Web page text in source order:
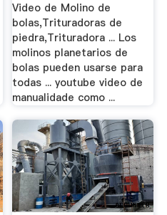
Video de Molino de
bolas,Trituradoras de
piedra,Trituradora ... Los
molinos planetarios de
bolas pueden usarse para
todas ... youtube video de
manualidade como ...